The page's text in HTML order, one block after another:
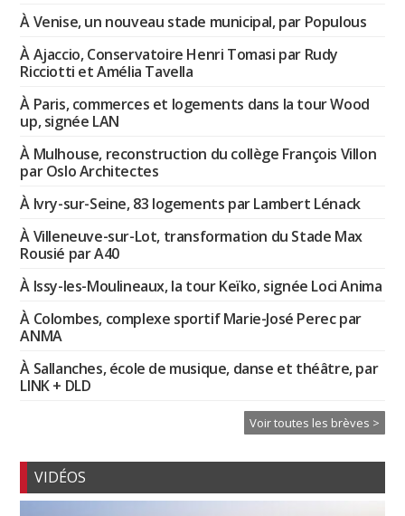
À Venise, un nouveau stade municipal, par Populous
À Ajaccio, Conservatoire Henri Tomasi par Rudy
Ricciotti et Amélia Tavella
À Paris, commerces et logements dans la tour Wood
up, signée LAN
À Mulhouse, reconstruction du collège François Villon
par Oslo Architectes
À Ivry-sur-Seine, 83 logements par Lambert Lénack
À Villeneuve-sur-Lot, transformation du Stade Max
Rousié par A40
À Issy-les-Moulineaux, la tour Keïko, signée Loci Anima
À Colombes, complexe sportif Marie-José Perec par
ANMA
À Sallanches, école de musique, danse et théâtre, par
LINK + DLD
Voir toutes les brèves >
VIDÉOS